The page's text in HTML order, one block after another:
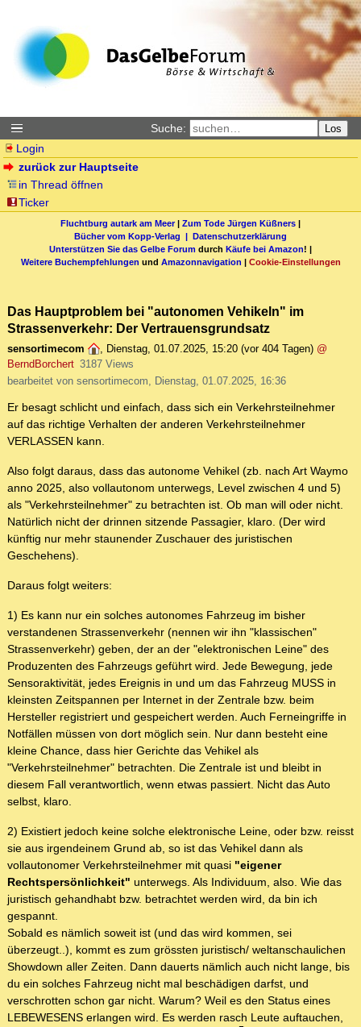
Suche: Los
Login
zurück zur Hauptseite
in Thread öffnen
Ticker
Fluchtburg autark am Meer| Zum Tode Jürgen Küßners |
Bücher vom Kopp-Verlag | Datenschutzerklärung
Unterstützen Sie das Gelbe Forum durch Käufe bei Amazon! |
Weitere Buchempfehlungen und Amazonnavigation | Cookie-Einstellungen
Das Hauptproblem bei "autonomen Vehikeln" im
Strassenverkehr: Der Vertrauensgrundsatz
sensortimecom , Dienstag, 01.07.2025, 15:20 (vor 404 Tagen) @
BerndBorchert 3187 Views
bearbeitet von sensortimecom, Dienstag, 01.07.2025, 16:36
Er besagt schlicht und einfach, dass sich ein Verkehrsteilnehmer
auf das richtige Verhalten der anderen Verkehrsteilnehmer
VERLASSEN kann.
Also folgt daraus, dass das autonome Vehikel (zb. nach Art Waymo
anno 2025, also vollautonom unterwegs, Level zwischen 4 und 5)
als "Verkehrsteilnehmer" zu betrachten ist. Ob man will oder nicht.
Natürlich nicht der drinnen sitzende Passagier, klaro. (Der wird
künftig nur mehr staunender Zuschauer des juristischen
Geschehens).
Daraus folgt weiters:
1) Es kann nur ein solches autonomes Fahrzeug im bisher
verstandenen Strassenverkehr (nennen wir ihn "klassischen"
Strassenverkehr) geben, der an der "elektronischen Leine" des
Produzenten des Fahrzeugs geführt wird. Jede Bewegung, jede
Sensoraktivität, jedes Ereignis in und um das Fahrzeug MUSS in
kleinsten Zeitspannen per Internet in der Zentrale bzw. beim
Hersteller registriert und gespeichert werden. Auch Ferneingriffe in
Notfällen müssen von dort möglich sein. Nur dann besteht eine
kleine Chance, dass hier Gerichte das Vehikel als
"Verkehrsteilnehmer" betrachten. Die Zentrale ist und bleibt in
diesem Fall verantwortlich, wenn etwas passiert. Nicht das Auto
selbst, klaro.
2) Existiert jedoch keine solche elektronische Leine, oder bzw. reisst
sie aus irgendeinem Grund ab, so ist das Vehikel dann als
vollautonomer Verkehrsteilnehmer mit quasi "eigener
Rechtspersönlichkeit" unterwegs. Als Individuum, also. Wie das
juristisch gehandhabt bzw. betrachtet werden wird, da bin ich
gespannt.
Sobald es nämlich soweit ist (und das wird kommen, sei
überzeugt..), kommt es zum grössten juristisch/ weltanschaulichen
Showdown aller Zeiten. Dann dauerts nämlich auch nicht lange, bis
du ein solches Fahrzeug nicht mal beschädigen darfst, und
verschrotten schon gar nicht. Warum? Weil es den Status eines
LEBEWESENS erlangen wird. Es werden rasch Leute auftauchen,